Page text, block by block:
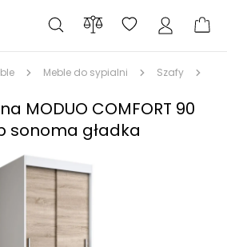
Meble do sypialni Szafy
MODUO COMFORT 90
sonoma gładka